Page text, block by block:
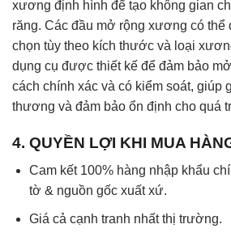
xương định hình để tạo không gian
răng. Các đầu mở rộng xương có
chọn tùy theo kích thước và loại
dụng cụ được thiết kế để đảm bảo
cách chính xác và có kiểm soát, giúp
thương và đảm bảo ổn định cho quá
4. QUYỀN LỢI KHI MUA
Cam kết 100% hàng nhập khẩu
tờ & nguồn gốc xuất xứ.
Giá cả cạnh tranh nhất thị trường.